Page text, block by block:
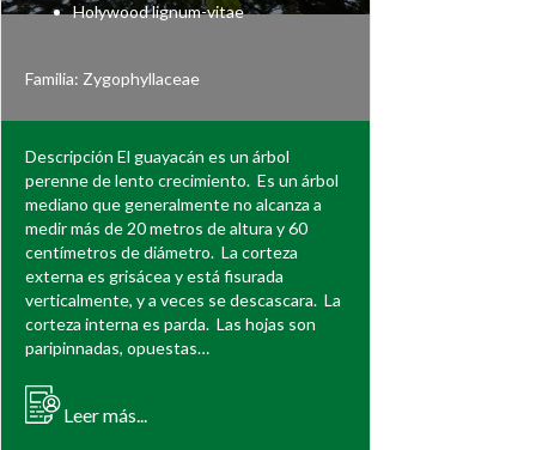
Holywood lignum-vitae
Familia: Zygophyllaceae
Descripción El guayacán es un árbol
perenne de lento crecimiento. Es un árbol
mediano que generalmente no alcanza a
medir más de 20 metros de altura y 60
centímetros de diámetro. La corteza
externa es grisácea y está fisurada
verticalmente, y a veces se descascara. La
corteza interna es parda. Las hojas son
paripinnadas, opuestas…
Leer más...